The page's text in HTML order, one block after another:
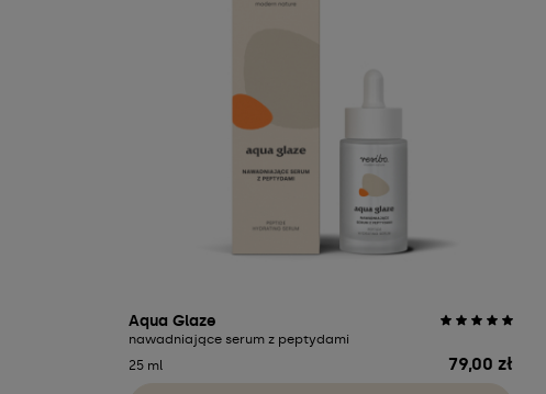
Aqua Glaze
nawadniające serum z peptydami
25 ml
Cena
79,00 zł